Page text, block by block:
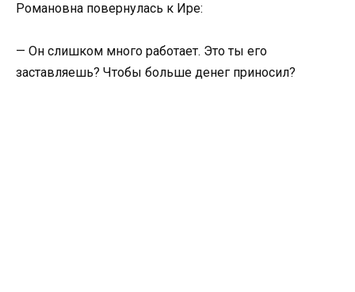
Романовна повернулась к Ире:
— Он слишком много работает. Это ты его
заставляешь? Чтобы больше денег приносил?